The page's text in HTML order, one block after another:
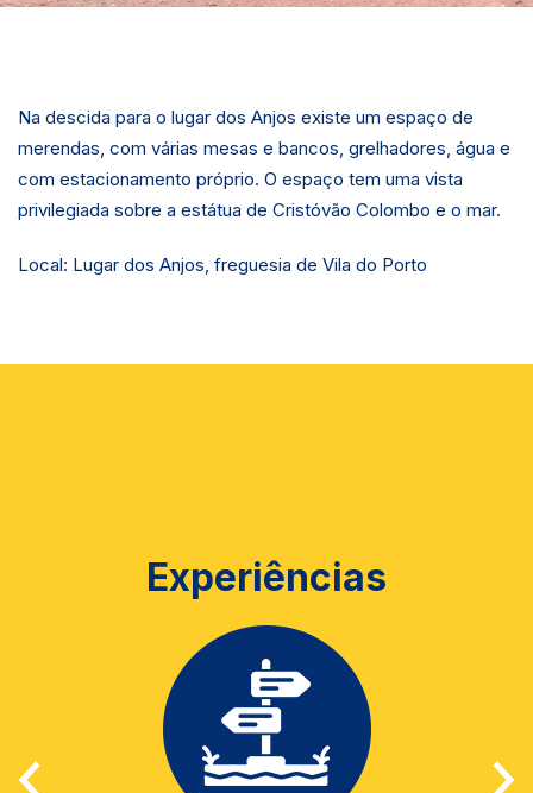
Na descida para o lugar dos Anjos existe um espaço de
merendas, com várias mesas e bancos, grelhadores, água e
com estacionamento próprio. O espaço tem uma vista
privilegiada sobre a estátua de Cristóvão Colombo e o mar.
Local: Lugar dos Anjos, freguesia de Vila do Porto
Experiências